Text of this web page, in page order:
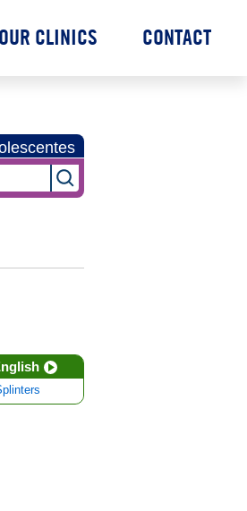
OUR CLINICS CONTACT